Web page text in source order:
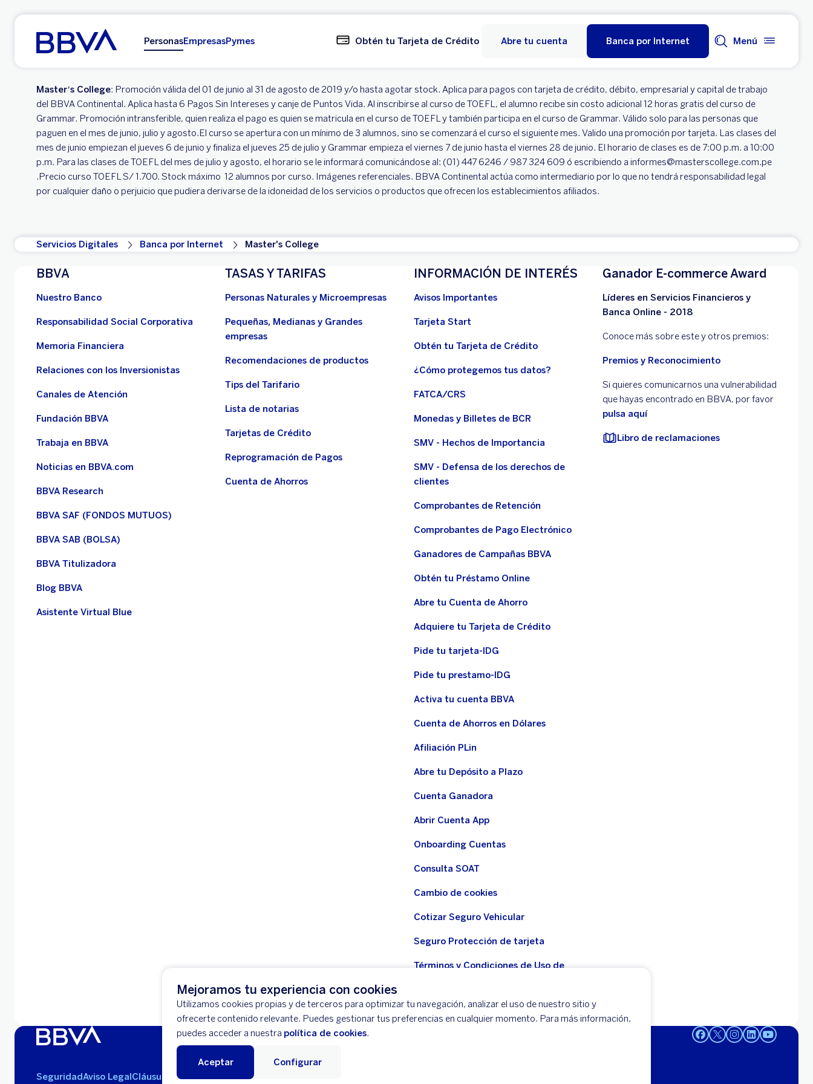
Mejoramos tu experiencia con cookies
Utilizamos cookies propias y de terceros para optimizar tu navegación, analizar el uso de nuestro sitio y
ofrecerte contenido relevante. Puedes gestionar tus preferencias en cualquier momento. Para más información,
puedes acceder a nuestra política de cookies.
Aceptar Configurar
Ir al contenido principal
PersonasEmpresasPymes Obtén tu Tarjeta de Crédito Abre tu cuenta Banca por Internet Menú
Master’s College: Promoción válida del 01 de junio al 31 de agosto de 2019 y/o hasta agotar stock. Aplica para pagos con tarjeta de crédito, débito, empresarial y capital de trabajo
del BBVA Continental. Aplica hasta 6 Pagos Sin Intereses y canje de Puntos Vida. Al inscribirse al curso de TOEFL, el alumno recibe sin costo adicional 12 horas gratis del curso de
Grammar. Promoción intransferible, quien realiza el pago es quien se matricula en el curso de TOEFL y también participa en el curso de Grammar. Válido solo para las personas que
paguen en el mes de junio, julio y agosto.El curso se apertura con un mínimo de 3 alumnos, sino se comenzará el curso el siguiente mes. Valido una promoción por tarjeta. Las clases del
mes de junio empiezan el jueves 6 de junio y finaliza el jueves 25 de julio y Grammar empieza el viernes 7 de junio hasta el viernes 28 de junio. El horario de clases es de 7:00 p.m. a 10:00
p.m. Para las clases de TOEFL del mes de julio y agosto, el horario se le informará comunicándose al: (01) 447 6246 / 987 324 609 ó escribiendo a informes@masterscollege.com.pe
.Precio curso TOEFL S/ 1.700. Stock máximo 12 alumnos por curso. Imágenes referenciales. BBVA Continental actúa como intermediario por lo que no tendrá responsabilidad legal
por cualquier daño o perjuicio que pudiera derivarse de la idoneidad de los servicios o productos que ofrecen los establecimientos afiliados.
Servicios Digitales Banca por Internet Master's College
BBVA
Nuestro Banco
Responsabilidad Social Corporativa
Memoria Financiera
Relaciones con los Inversionistas
Canales de Atención
Fundación BBVA
Trabaja en BBVA
Noticias en BBVA.com
BBVA Research
BBVA SAF (FONDOS MUTUOS)
BBVA SAB (BOLSA)
BBVA Titulizadora
Blog BBVA
Asistente Virtual Blue
TASAS Y TARIFAS
Personas Naturales y Microempresas
Pequeñas, Medianas y Grandes
empresas
Recomendaciones de productos
Tips del Tarifario
Lista de notarias
Tarjetas de Crédito
Reprogramación de Pagos
Cuenta de Ahorros
INFORMACIÓN DE INTERÉS
Avisos Importantes
Tarjeta Start
Obtén tu Tarjeta de Crédito
¿Cómo protegemos tus datos?
FATCA/CRS
Monedas y Billetes de BCR
SMV - Hechos de Importancia
SMV - Defensa de los derechos de
clientes
Comprobantes de Retención
Comprobantes de Pago Electrónico
Ganadores de Campañas BBVA
Obtén tu Préstamo Online
Abre tu Cuenta de Ahorro
Adquiere tu Tarjeta de Crédito
Pide tu tarjeta-IDG
Pide tu prestamo-IDG
Activa tu cuenta BBVA
Cuenta de Ahorros en Dólares
Afiliación PLin
Abre tu Depósito a Plazo
Cuenta Ganadora
Abrir Cuenta App
Onboarding Cuentas
Consulta SOAT
Cambio de cookies
Cotizar Seguro Vehicular
Seguro Protección de tarjeta
Términos y Condiciones de Uso de
Seguro Protección de tarjeta -
Seguridad
Ganador E-commerce Award
Líderes en Servicios Financieros y
Banca Online - 2018
Conoce más sobre este y otros premios:
Premios y Reconocimiento
Si quieres comunicarnos una vulnerabilidad
que hayas encontrado en BBVA, por favor
pulsa aquí
Libro de reclamaciones
SeguridadAviso LegalCláusulas Generales de Contratación